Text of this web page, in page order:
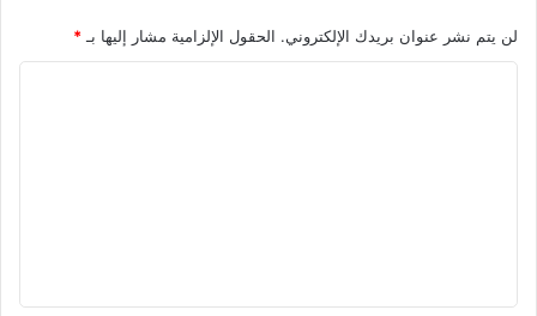
لن يتم نشر عنوان بريدك الإلكتروني. الحقول الإلزامية مشار إليها بـ*